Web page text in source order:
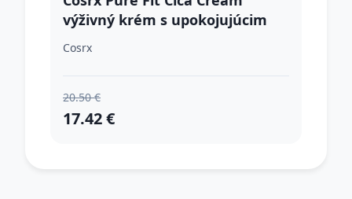
výživný krém s upokojujúcim
účinkom 50 ml
Cosrx
20.50 €
17.42 €